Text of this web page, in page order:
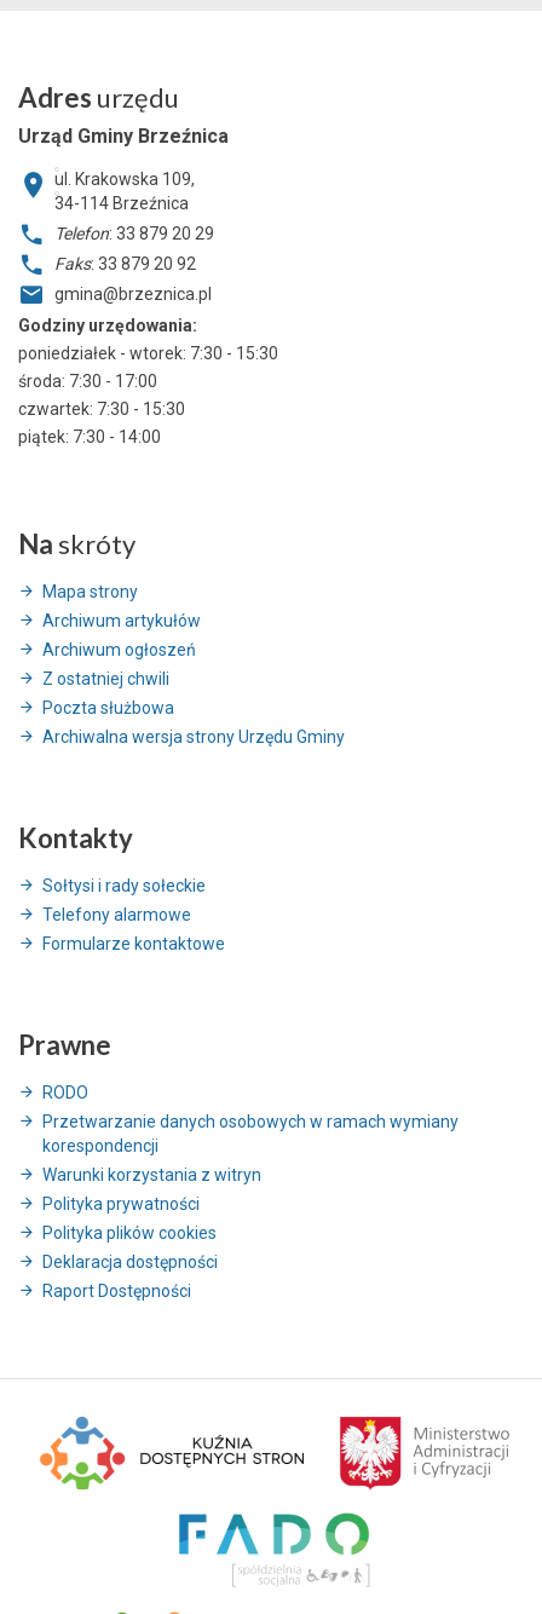
Adres urzędu
Urząd Gminy Brzeźnica
ul. Krakowska 109,
34-114 Brzeźnica
Telefon: 33 879 20 29
Faks: 33 879 20 92
gmina@brzeznica.pl
Godziny urzędowania:
poniedziałek - wtorek: 7:30 - 15:30
środa: 7:30 - 17:00
czwartek: 7:30 - 15:30
piątek: 7:30 - 14:00
Na skróty
Mapa strony
Archiwum artykułów
Archiwum ogłoszeń
Z ostatniej chwili
Poczta służbowa
Archiwalna wersja strony Urzędu Gminy
Kontakty
Sołtysi i rady sołeckie
Telefony alarmowe
Formularze kontaktowe
Prawne
RODO
Przetwarzanie danych osobowych w ramach wymiany
korespondencji
Warunki korzystania z witryn
Polityka prywatności
Polityka plików cookies
Deklaracja dostępności
Raport Dostępności